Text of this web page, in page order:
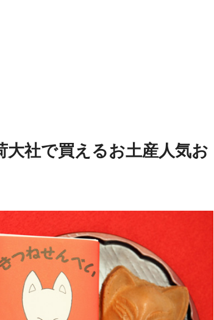
大社で買えるお土産人気お